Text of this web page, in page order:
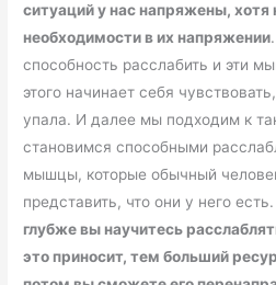
ситуаций у нас напряжены, хотя
необходимости в их напряжении
способность расслабить и эти
этого начинает себя
упала. И далее мы подходим к
становимся способными
мышцы, которые обычный
представить, что они у него есть.
глубже вы научитесь
это приносит, тем больший